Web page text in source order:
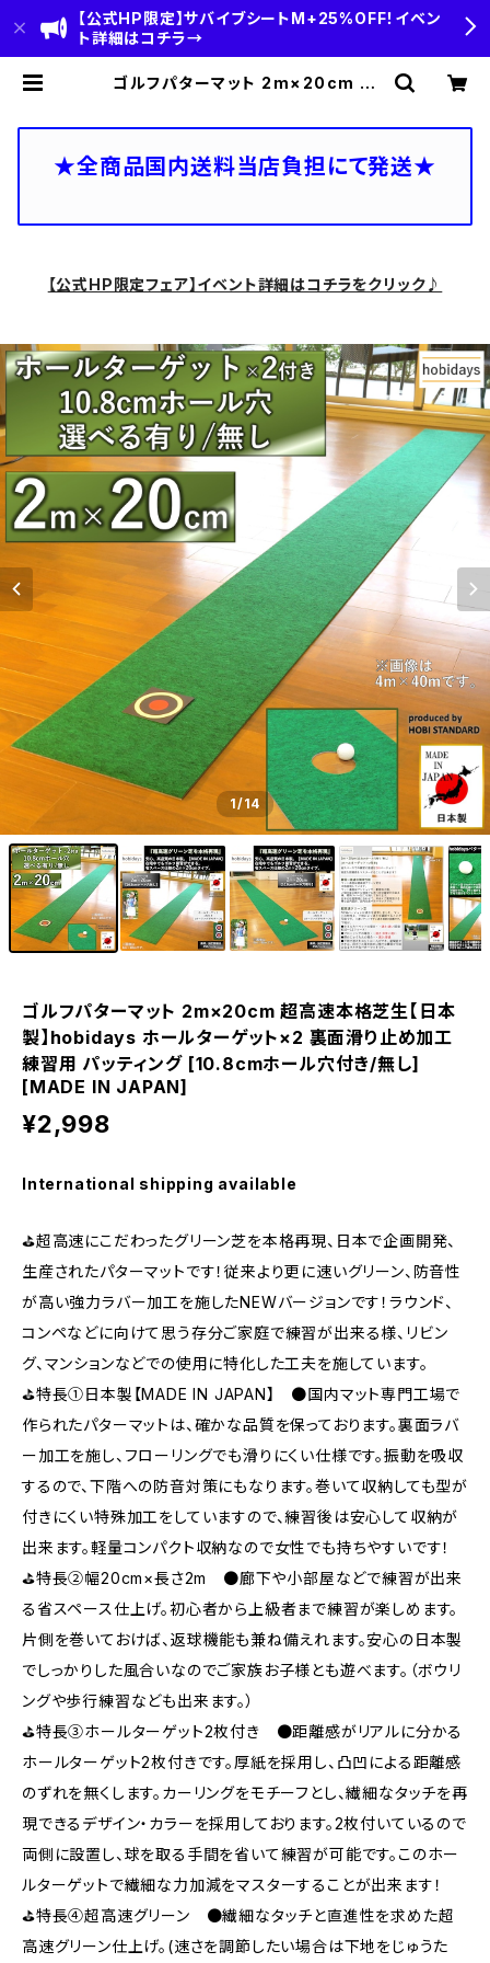
【公式HP限定】サバイブシートM+25%OFF！イベン
ト詳細はコチラ→
ゴルフパターマット 2m×20cm 超
練習用 パッティング [10.8cmホール
穴付き/無し] [MADE IN JAPAN] |
HOBI(ホビ)公式-HOBI STANDAR
★全商品国内送料当店負担にて発送★
【公式HP限定フェア】イベント詳細はコチラをクリック♪
1/14
ゴルフパターマット 2m×20cm 超高速本格芝生【日本
製】hobidays ホールターゲット×2 裏面滑り止め加工
練習用 パッティング [10.8cmホール穴付き/無し]
[MADE IN JAPAN]
¥2,998
International shipping available
⛳超高速にこだわったグリーン芝を本格再現、日本で企画開発、
生産されたパターマットです！従来より更に速いグリーン、防音性
が高い強力ラバー加工を施したNEWバージョンです！ラウンド、
コンペなどに向けて思う存分ご家庭で練習が出来る様、リビン
グ、マンションなどでの使用に特化した工夫を施しています。
⛳特長①日本製【MADE IN JAPAN】 ●国内マット専門工場で
作られたパターマットは、確かな品質を保っております。裏面ラバ
ー加工を施し、フローリングでも滑りにくい仕様です。振動を吸収
するので、下階への防音対策にもなります。巻いて収納しても型が
付きにくい特殊加工をしていますので、練習後は安心して収納が
出来ます。軽量コンパクト収納なので女性でも持ちやすいです！
⛳特長②幅20cm×長さ2m ●廊下や小部屋などで練習が出来
る省スペース仕上げ。初心者から上級者まで練習が楽しめます。
片側を巻いておけば、返球機能も兼ね備えれます。安心の日本製
でしっかりした風合いなのでご家族お子様とも遊べます。（ボウリ
ングや歩行練習なども出来ます。）
⛳特長③ホールターゲット2枚付き ●距離感がリアルに分かる
ホールターゲット2枚付きです。厚紙を採用し、凸凹による距離感
のずれを無くします。カーリングをモチーフとし、繊細なタッチを再
現できるデザイン・カラーを採用しております。2枚付いているので
両側に設置し、球を取る手間を省いて練習が可能です。このホー
ルターゲットで繊細な力加減をマスターすることが出来ます！
⛳特長④超高速グリーン ●繊細なタッチと直進性を求めた超
高速グリーン仕上げ。(速さを調節したい場合は下地をじゅうた